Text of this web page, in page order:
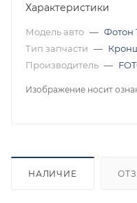
Характеристики
Модель авто — Фотон
Тип запчасти —
Производитель —
Изображение носит
НАЛИЧИЕ